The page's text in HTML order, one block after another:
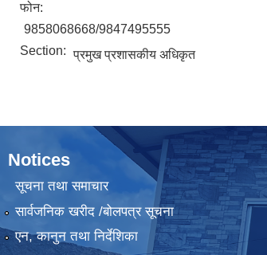
फोन:
9858068668/9847495555
Section: प्रमुख प्रशासकीय अधिकृत
Notices
सूचना तथा समाचार
सार्वजनिक खरीद /बोलपत्र सूचना
एन, कानुन तथा निर्देशिका